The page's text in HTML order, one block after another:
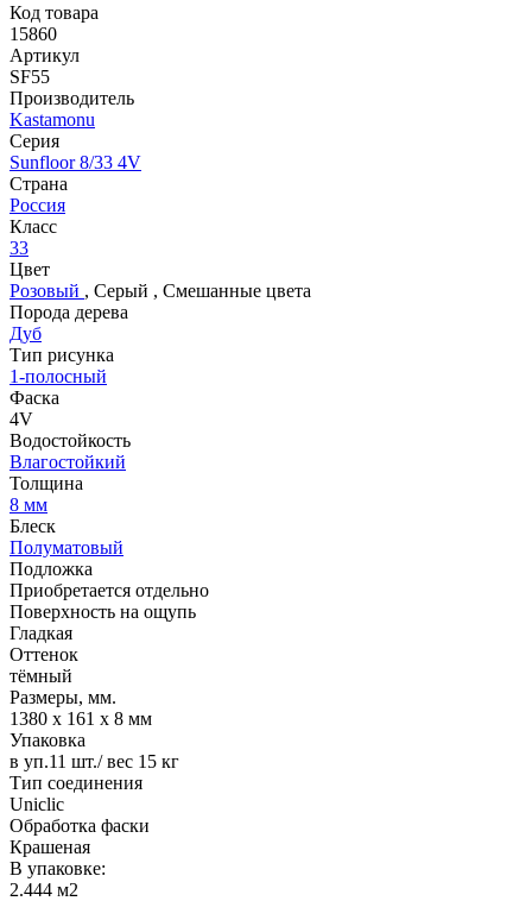
Код товара
15860
Артикул
SF55
Производитель
Kastamonu
Серия
Sunfloor 8/33 4V
Страна
Россия
Класс
33
Цвет
Розовый , Серый , Смешанные цвета
Порода дерева
Дуб
Тип рисунка
1-полосный
Фаска
4V
Водостойкость
Влагостойкий
Толщина
8 мм
Блеск
Полуматовый
Подложка
Приобретается отдельно
Поверхность на ощупь
Гладкая
Оттенок
тёмный
Размеры, мм.
1380 х 161 х 8 мм
Упаковка
в уп.11 шт./ вес 15 кг
Тип соединения
Uniclic
Обработка фаски
Крашеная
В упаковке:
2.444 м2